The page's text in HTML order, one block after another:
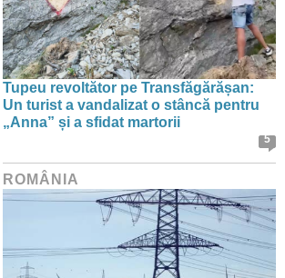
Tupeu revoltător pe Transfăgărășan:
Un turist a vandalizat o stâncă pentru
„Anna” și a sfidat martorii
5
ROMÂNIA